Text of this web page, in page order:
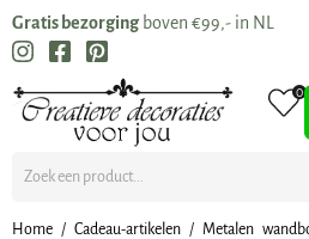
Gratis bezorging boven €99,- in NL
0
Home / Cadeau-artikelen / Metalen